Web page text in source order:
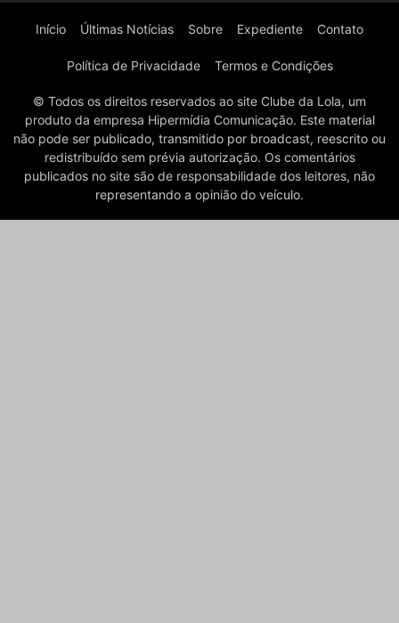
Início Últimas Notícias Sobre Expediente Contato
Política de Privacidade Termos e Condições
© Todos os direitos reservados ao site Clube da Lola, um
produto da empresa Hipermídia Comunicação. Este material
não pode ser publicado, transmitido por broadcast, reescrito ou
redistribuído sem prévia autorização. Os comentários
publicados no site são de responsabilidade dos leitores, não
representando a opinião do veículo.